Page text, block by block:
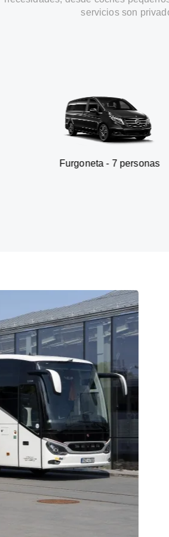
servicios son
Furgoneta - 7 personas